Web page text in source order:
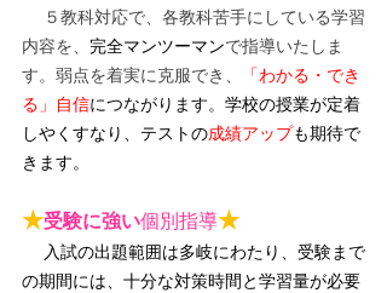
５教科対応で、各教科苦手にしている学習
内容を、 完全マンツーマンで指導いたしま
す。弱点を着実に克服でき、
「わかる・でき
る」自信につながります。 学校の授業が定着
しやくすなり、テストの成績アップも期待で
きます。
★受験に強い個別指導★
入試の出題範囲は多岐にわたり、受験まで
の期間には、十分な対策時間と学習量が必要